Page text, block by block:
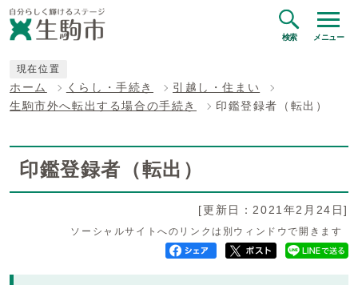
検索 メニュー
現在位置
ホーム くらし・手続き
引越し・住まい
生駒市外へ転出する場合の手続き
印鑑登録者（転出）
印鑑登録者（転出）
[更新日：2021年2月24日]
ソーシャルサイトへのリンクは別ウィンドウで開きます